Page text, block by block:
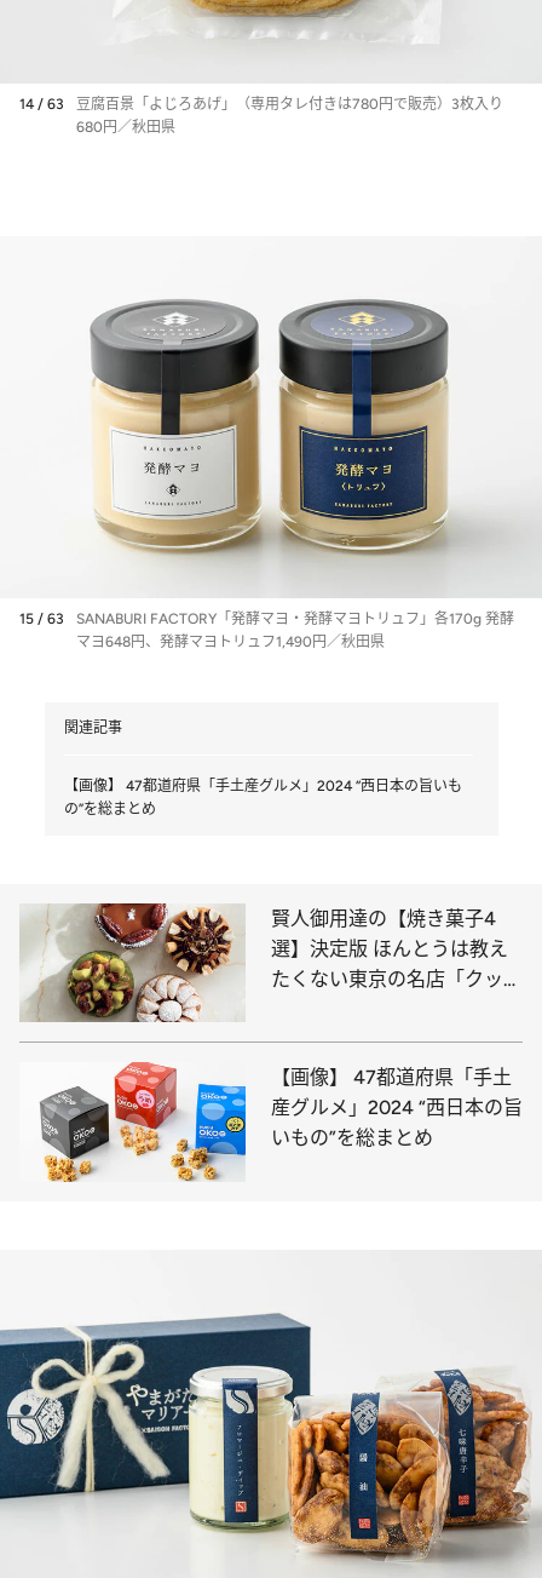
14 / 63
豆腐百景「よじろあげ」（専用タレ付きは780円で販売）3枚入り
680円／秋田県
15 / 63
SANABURI FACTORY「発酵マヨ・発酵マヨトリュフ」各170g 発酵
マヨ648円、発酵マヨトリュフ1,490円／秋田県
関連記事
【画像】 47都道府県「手土産グルメ」2024 “西日本の旨いも
の”を総まとめ
賢人御用達の【焼き菓子4
選】決定版 ほんとうは教え
たくない東京の名店「クッキ
【画像】 47都道府県「手土
産グルメ」2024 “西日本の旨
いもの”を総まとめ